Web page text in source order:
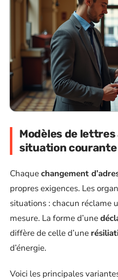
Modèles de
situation courante
Chaquechangement
propres exigences. Les
situations : chacun réclame
mesure. La forme d’une
diffère de celle d’une
d’énergie.
Voici les principales